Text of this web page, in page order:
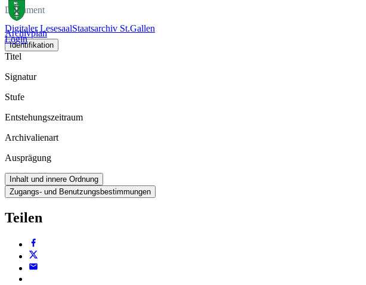
Digitaler LesesaalStaatsarchiv St.Gallen
Login
Dokument
Archivplan
Identifikation
Titel
Signatur
Stufe
Entstehungszeitraum
Archivalienart
Ausprägung
Inhalt und innere Ordnung
Zugangs- und Benutzungsbestimmungen
Teilen